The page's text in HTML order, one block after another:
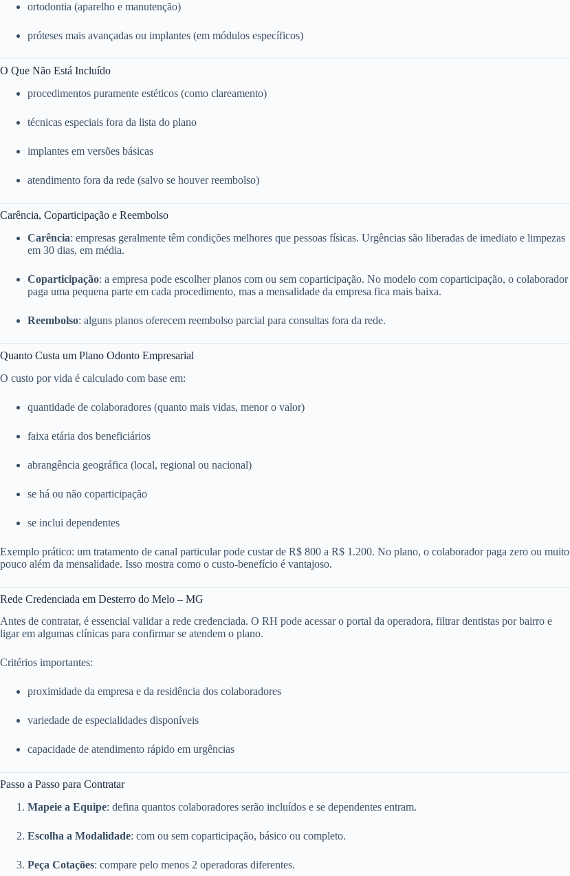
ortodontia (aparelho e manutenção)
próteses mais avançadas ou implantes (em módulos específicos)
O Que Não Está Incluído
procedimentos puramente estéticos (como clareamento)
técnicas especiais fora da lista do plano
implantes em versões básicas
atendimento fora da rede (salvo se houver reembolso)
Carência, Coparticipação e Reembolso
Carência: empresas geralmente têm condições melhores que pessoas físicas. Urgências são liberadas de imediato e limpezas
em 30 dias, em média.
Coparticipação: a empresa pode escolher planos com ou sem coparticipação. No modelo com coparticipação, o colaborador
paga uma pequena parte em cada procedimento, mas a mensalidade da empresa fica mais baixa.
Reembolso: alguns planos oferecem reembolso parcial para consultas fora da rede.
Quanto Custa um Plano Odonto Empresarial
O custo por vida é calculado com base em:
quantidade de colaboradores (quanto mais vidas, menor o valor)
faixa etária dos beneficiários
abrangência geográfica (local, regional ou nacional)
se há ou não coparticipação
se inclui dependentes
Exemplo prático: um tratamento de canal particular pode custar de R$ 800 a R$ 1.200. No plano, o colaborador paga zero ou muito
pouco além da mensalidade. Isso mostra como o custo-benefício é vantajoso.
Rede Credenciada em Desterro do Melo – MG
Antes de contratar, é essencial validar a rede credenciada. O RH pode acessar o portal da operadora, filtrar dentistas por bairro e
ligar em algumas clínicas para confirmar se atendem o plano.
Critérios importantes:
proximidade da empresa e da residência dos colaboradores
variedade de especialidades disponíveis
capacidade de atendimento rápido em urgências
Passo a Passo para Contratar
Mapeie a Equipe: defina quantos colaboradores serão incluídos e se dependentes entram.
Escolha a Modalidade: com ou sem coparticipação, básico ou completo.
Peça Cotações: compare pelo menos 2 operadoras diferentes.